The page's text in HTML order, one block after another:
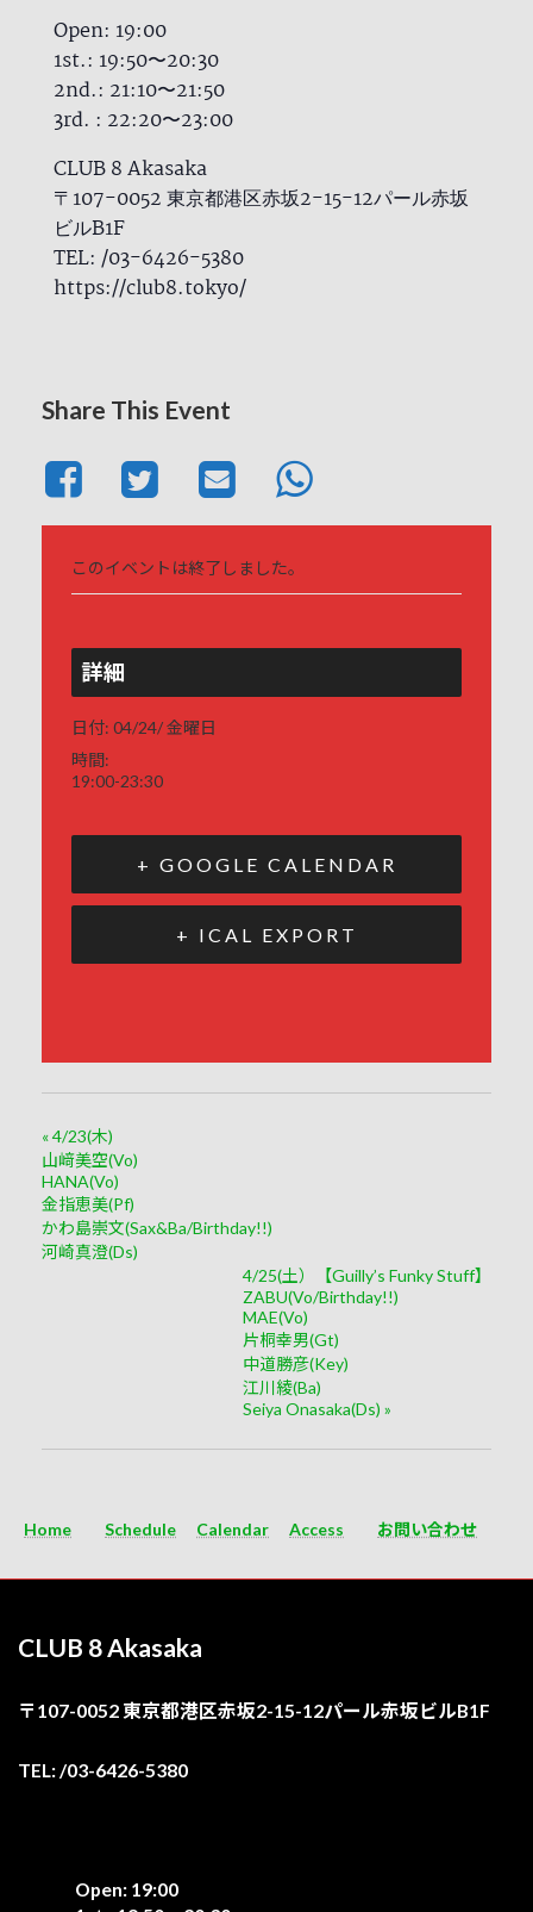
Open: 19:00
1st.: 19:50〜20:30
2nd.: 21:10〜21:50
3rd. : 22:20〜23:00
CLUB 8 Akasaka
〒107-0052 東京都港区赤坂2-15-12パール赤坂
ビルB1F
TEL: /03-6426-5380
https://club8.tokyo/
Share This Event
このイベントは終了しました。
詳細
日付: 04/24/ 金曜日
時間:
19:00-23:30
+ GOOGLE CALENDAR
+ ICAL EXPORT
«4/23(木)
山﨑美空(Vo)
HANA(Vo)
金指恵美(Pf)
かわ島崇文(Sax&Ba/Birthday!!)
河崎真澄(Ds)
4/25(土）【Guilly’s Funky Stuff】
ZABU(Vo/Birthday!!)
MAE(Vo)
片桐幸男(Gt)
中道勝彦(Key)
江川綾(Ba)
Seiya Onasaka(Ds) »
Home Schedule Calendar Access お問い合わせ
CLUB 8 Akasaka
〒107-0052 東京都港区赤坂2-15-12パール赤坂ビルB1F
TEL: /03-6426-5380
Open: 19:00